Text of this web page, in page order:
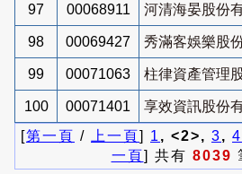
97 00068911 河清海晏股份
98 00069427 秀滿客娛樂股
99 00071063 柱律資產管理
100 00071401
享效資訊股份
[第一頁 / 上一頁] 1 , <2>, 3, 4
一頁] 共有 8039